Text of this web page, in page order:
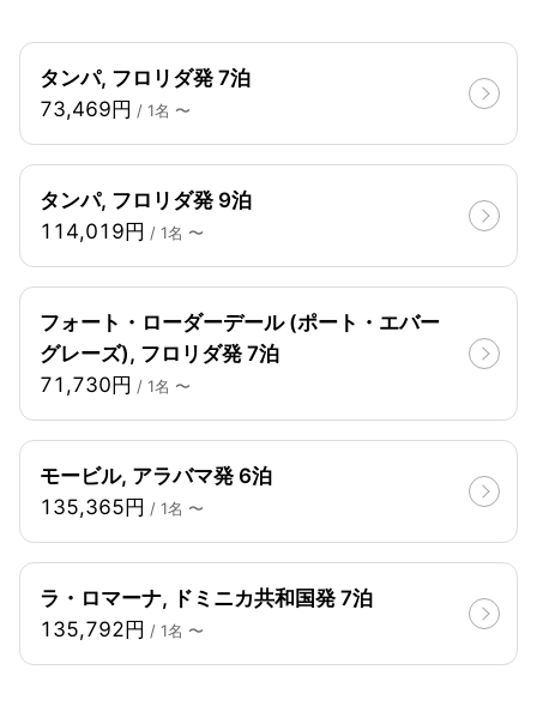
タンパ, フロリダ発 7泊
73,469円 / 1名 〜
タンパ, フロリダ発 9泊
114,019円 / 1名 〜
フォート・ローダーデール (ポート・エバー
グレーズ), フロリダ発 7泊
71,730円 / 1名 〜
モービル, アラバマ発 6泊
135,365円 / 1名 〜
ラ・ロマーナ, ドミニカ共和国発 7泊
135,792円 / 1名 〜